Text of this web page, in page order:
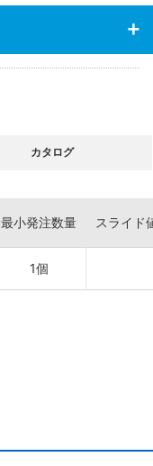
カタログ
最小発注数量 スライド
1個